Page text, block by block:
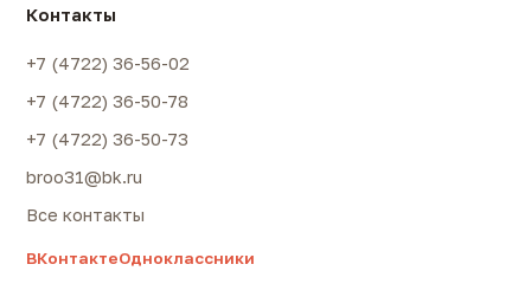
Контакты
+7 (4722) 36-56-02
+7 (4722) 36-50-78
+7 (4722) 36-50-73
broo31@bk.ru
Все контакты
ВКонтактеОдноклассники